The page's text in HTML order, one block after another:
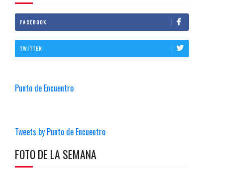
FACEBOOK
TWITTER
Punto de Encuentro
Tweets by Punto de Encuentro
FOTO DE LA SEMANA